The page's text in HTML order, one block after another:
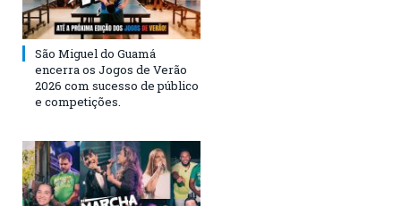
São Miguel do Guamá
encerra os Jogos de Verão
2026 com sucesso de público
e competições.